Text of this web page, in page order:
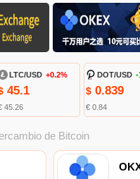
LTC/USD +0.2%
45.1
45.26
DOT/USD -
$0.839
€ 0.84
de Bitcoin